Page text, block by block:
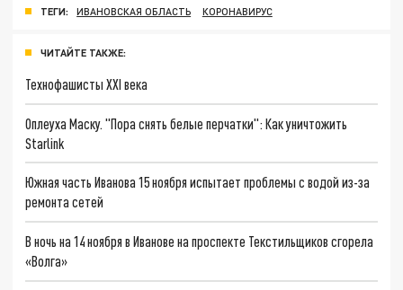
ТЕГИ: ИВАНОВСКАЯ ОБЛАСТЬ КОРОНАВИРУС
ЧИТАЙТЕ ТАКЖЕ:
Технофашисты XXI века
Оплеуха Маску. "Пора снять белые перчатки": Как уничтожить
Starlink
Южная часть Иванова 15 ноября испытает проблемы с водой из-за
ремонта сетей
В ночь на 14 ноября в Иванове на проспекте Текстильщиков сгорела
«Волга»